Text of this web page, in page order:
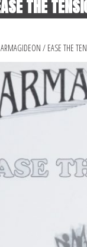
THE
/ EASE THE